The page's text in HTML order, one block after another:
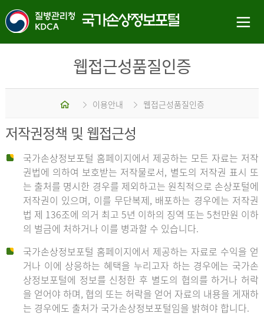
웹접근성품질인증
홈 이용안내 웹접근성품질인증
저작권정책 및 웹접근성
국가손상정보포털 홈페이지에서 제공하는 모든 자료는 저작
권법에 의하여 보호받는 저작물로서, 별도의 저작권 표시 또
는 출처를 명시한 경우를 제외하고는 원칙적으로 손상포털에
저작권이 있으며, 이를 무단복제, 배포하는 경우에는 저작권
법 제 136조에 의거 최고 5년 이하의 징역 또는 5천만원 이하
의 벌금에 처하거나 이를 병과할 수 있습니다.
국가손상정보포털 홈페이지에서 제공하는 자료로 수익을 얻
거나 이에 상응하는 혜택을 누리고자 하는 경우에는 국가손
상정보포털에 정보를 신청한 후 별도의 협의를 하거나 허락
을 얻어야 하며, 협의 또는 허락을 얻어 자료의 내용을 게재하
는 경우에도 출처가 국가손상정보포털임을 밝혀야 합니다.